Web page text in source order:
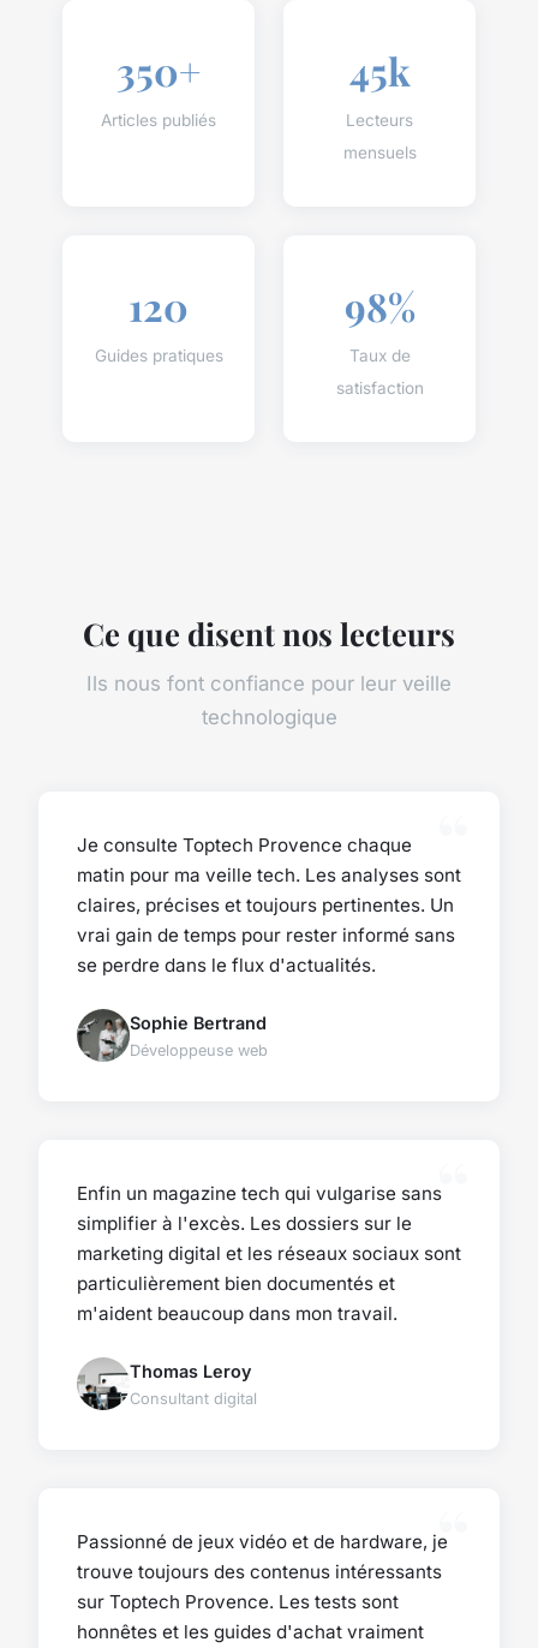
350+
Articles publiés
45k
Lecteurs
mensuels
120
Guides pratiques
98%
Taux de
satisfaction
Ce que disent nos lecteurs
Ils nous font confiance pour leur veille
technologique
Je consulte Toptech Provence chaque
matin pour ma veille tech. Les analyses sont
claires, précises et toujours pertinentes. Un
vrai gain de temps pour rester informé sans
se perdre dans le flux d'actualités.
Sophie Bertrand
Développeuse web
Enfin un magazine tech qui vulgarise sans
simplifier à l'excès. Les dossiers sur le
marketing digital et les réseaux sociaux sont
particulièrement bien documentés et
m'aident beaucoup dans mon travail.
Thomas Leroy
Consultant digital
Passionné de jeux vidéo et de hardware, je
trouve toujours des contenus intéressants
sur Toptech Provence. Les tests sont
honnêtes et les guides d'achat vraiment